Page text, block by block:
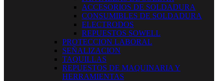
ACCESORIOS DE SOLDADURA
CONSUMIBLES DE SOLDADURA
ELECTRODOS
REPUESTOS SOWELL
PROTECCION LABORAL
SEÑALIZACION
TAQUILLAS
REPUESTOS DE MAQUINARIA Y
HERRAMIENTAS